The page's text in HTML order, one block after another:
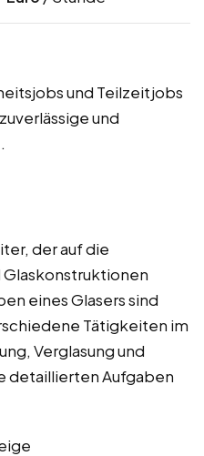
und Teilzeitjobs
und
der auf die
Glaskonstruktionen
eines Glasers sind
Tätigkeiten im
Verglasung und
detaillierten Aufgaben